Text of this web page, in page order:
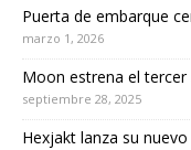
Puerta de embarque
marzo 1, 2026
Moon estrena el tercer
septiembre 28, 2025
Hexjakt lanza su